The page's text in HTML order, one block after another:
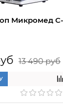
Микромед С-
13 490 руб